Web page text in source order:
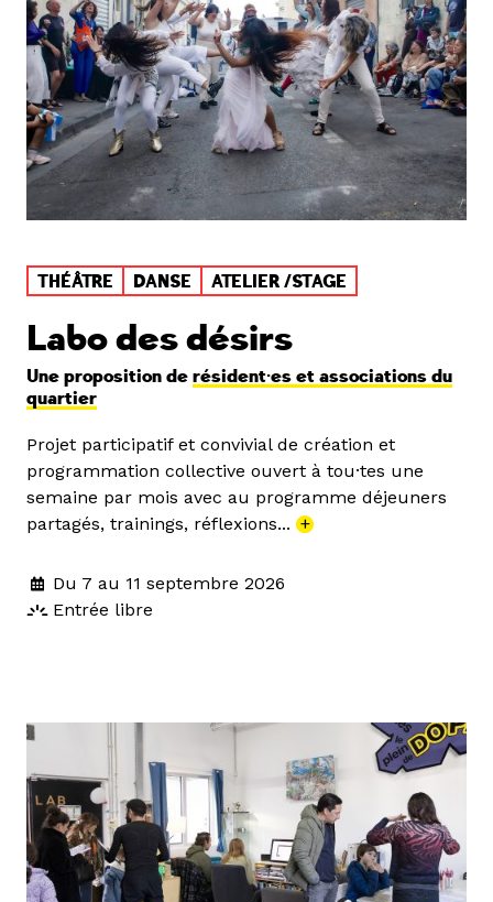
THÉÂTRE DANSE ATELIER /STAGE
Labo des désirs
Une proposition de résident·es et associations du
quartier
Projet participatif et convivial de création et
programmation collective ouvert à tou·tes une
semaine par mois avec au programme déjeuners
partagés, trainings, réflexions... +
Du 7 au 11 septembre 2026
Entrée libre